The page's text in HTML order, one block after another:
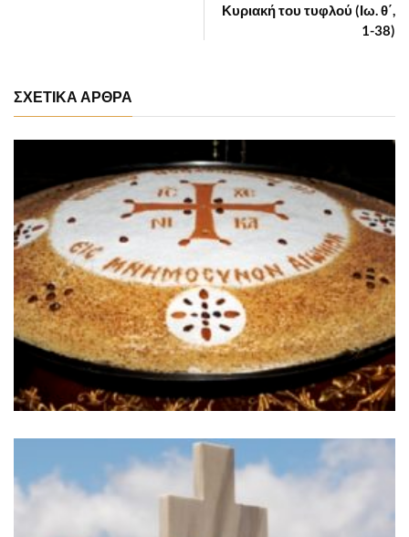
Κυριακή του τυφλού (Ιω. θ΄,
1-38)
ΣΧΕΤΙΚΑ ΑΡΘΡΑ